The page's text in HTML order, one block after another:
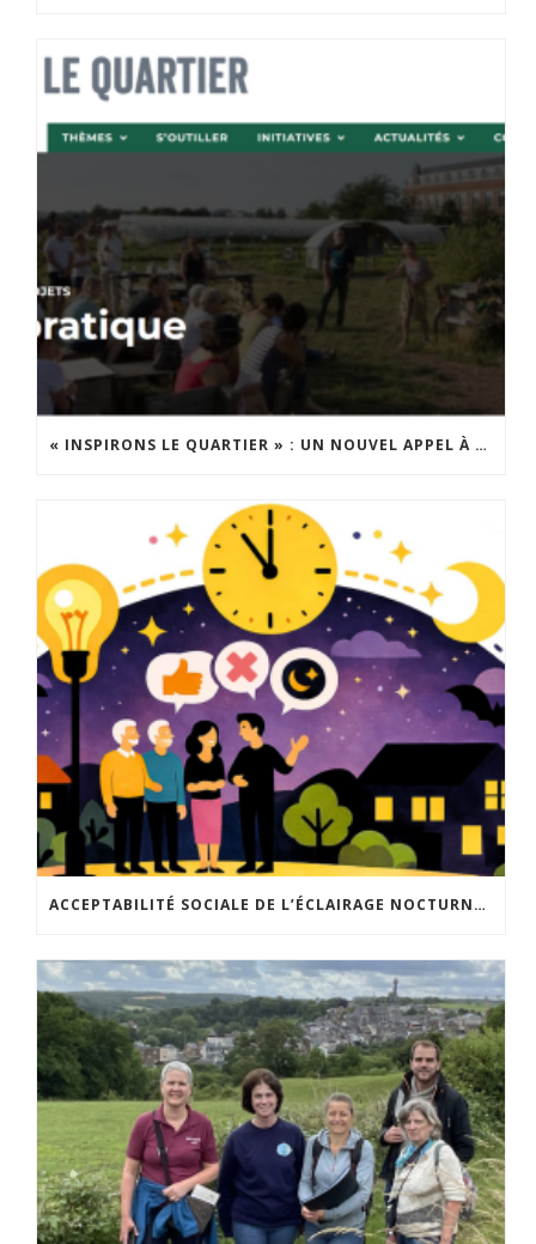
« INSPIRONS LE QUARTIER » : UN NOUVEL APPEL À PROJETS EST LANCÉ !
ACCEPTABILITÉ SOCIALE DE L’ÉCLAIRAGE NOCTURNE : LE REPLAY EST DISPONIBLE